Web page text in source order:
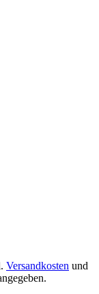
Versandkosten und